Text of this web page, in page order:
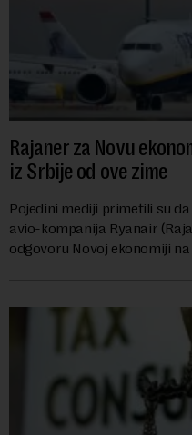
Rajaner za Novu
iz Srbije od ove zime
Pojedini mediji primetili su
avio-kompanija Ryanair
odgovoru Novoj ekonomiji